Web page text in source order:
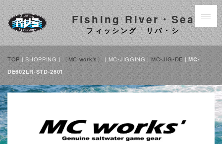
Fishing River・Sea
フィッシング リバ・シ
TOP | SHOPPING |〔MC work's〕| MC-JIGGING |MC-JIG-DE|MC-
DE602LR-STD-2601